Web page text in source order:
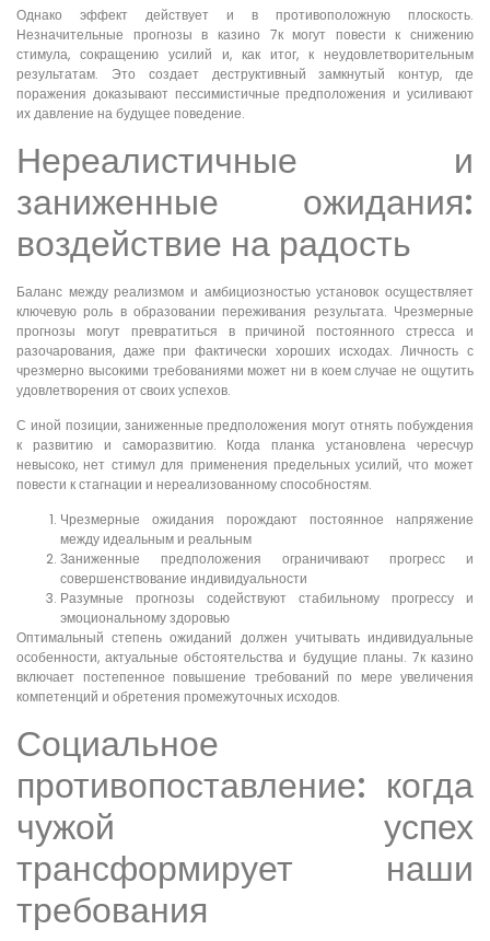
Однако эффект действует и в противоположную плоскость.
Незначительные прогнозы в казино 7к могут повести к снижению
стимула, сокращению усилий и, как итог, к неудовлетворительным
результатам. Это создает деструктивный замкнутый контур, где
поражения доказывают пессимистичные предположения и усиливают
их давление на будущее поведение.
Нереалистичные и
заниженные ожидания:
воздействие на радость
Баланс между реализмом и амбициозностью установок осуществляет
ключевую роль в образовании переживания результата. Чрезмерные
прогнозы могут превратиться в причиной постоянного стресса и
разочарования, даже при фактически хороших исходах. Личность с
чрезмерно высокими требованиями может ни в коем случае не ощутить
удовлетворения от своих успехов.
С иной позиции, заниженные предположения могут отнять побуждения
к развитию и саморазвитию. Когда планка установлена чересчур
невысоко, нет стимул для применения предельных усилий, что может
повести к стагнации и нереализованному способностям.
Чрезмерные ожидания порождают постоянное напряжение
между идеальным и реальным
Заниженные предположения ограничивают прогресс и
совершенствование индивидуальности
Разумные прогнозы содействуют стабильному прогрессу и
эмоциональному здоровью
Оптимальный степень ожиданий должен учитывать индивидуальные
особенности, актуальные обстоятельства и будущие планы. 7к казино
включает постепенное повышение требований по мере увеличения
компетенций и обретения промежуточных исходов.
Социальное
противопоставление: когда
чужой успех
трансформирует наши
требования